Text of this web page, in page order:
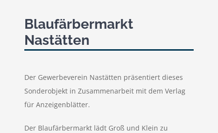
Blaufärbermarkt
Nastätten
Der Gewerbeverein Nastätten präsentiert dieses
Sonderobjekt in Zusammenarbeit mit dem Verlag
für Anzeigenblätter.
Der Blaufärbermarkt lädt Groß und Klein zu